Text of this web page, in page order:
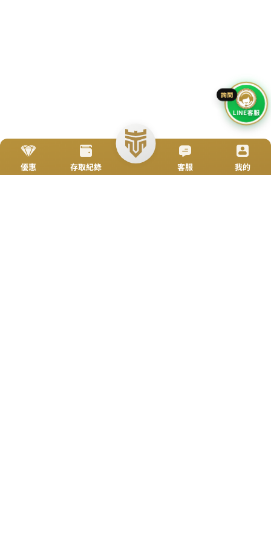
立即來電
加入好友